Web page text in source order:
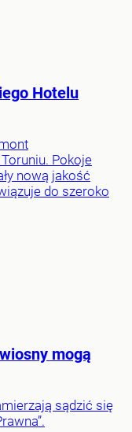
Hotelu
Pokoje
nową jakość
do szeroko
mogą
sądzić się